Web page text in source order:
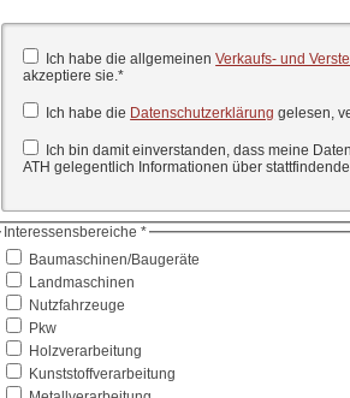
Ich habe die allgemeinenVerkaufs- und
akzeptiere sie.*
Ich habe die Datenschutzerklärung gelesen,
Ich bin damit einverstanden, dass meine
ATH gelegentlich Informationen über
Interessensbereiche *
Baumaschinen/Baugeräte
Landmaschinen
Nutzfahrzeuge
Pkw
Holzverarbeitung
Kunststoffverarbeitung